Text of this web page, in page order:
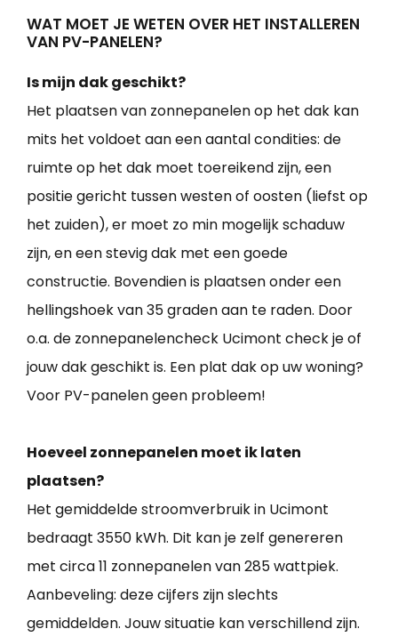
WAT MOET JE WETEN OVER HET INSTALLEREN
VAN PV-PANELEN?
Is mijn dak geschikt?
Het plaatsen van zonnepanelen op het dak kan
mits het voldoet aan een aantal condities: de
ruimte op het dak moet toereikend zijn, een
positie gericht tussen westen of oosten (liefst op
het zuiden), er moet zo min mogelijk schaduw
zijn, en een stevig dak met een goede
constructie. Bovendien is plaatsen onder een
hellingshoek van 35 graden aan te raden. Door
o.a. de zonnepanelencheck Ucimont check je of
jouw dak geschikt is. Een plat dak op uw woning?
Voor PV-panelen geen probleem!
Hoeveel zonnepanelen moet ik laten
plaatsen?
Het gemiddelde stroomverbruik in Ucimont
bedraagt 3550 kWh. Dit kan je zelf genereren
met circa 11 zonnepanelen van 285 wattpiek.
Aanbeveling: deze cijfers zijn slechts
gemiddelden. Jouw situatie kan verschillend zijn.